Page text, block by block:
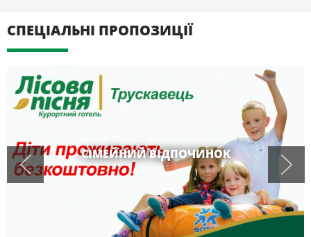
СПЕЦІАЛЬНІ ПРОПОЗИЦІЇ
СІМЕЙНИЙ ВІДПОЧИНОК